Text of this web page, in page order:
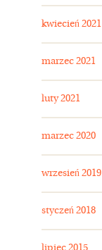
kwiecień 2021
marzec 2021
luty 2021
marzec 2020
wrzesień 2019
styczeń 2018